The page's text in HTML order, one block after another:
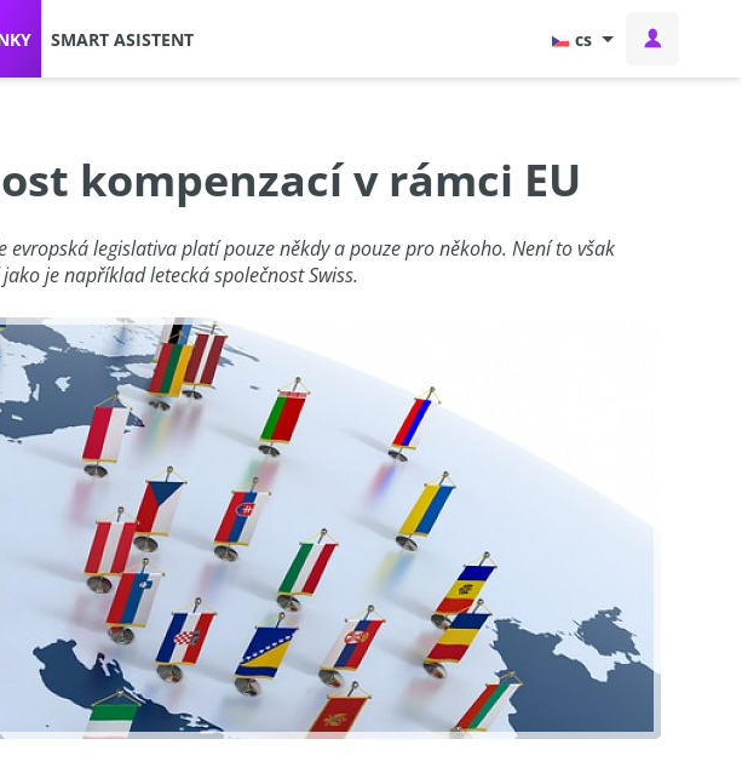
SMART ASISTENT cs
kompenzací v rámci EU
legislativa platí pouze někdy a pouze pro někoho. Není to však
je například letecká společnost Swiss.